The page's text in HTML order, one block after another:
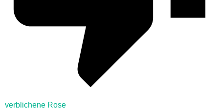
verblichene Rose